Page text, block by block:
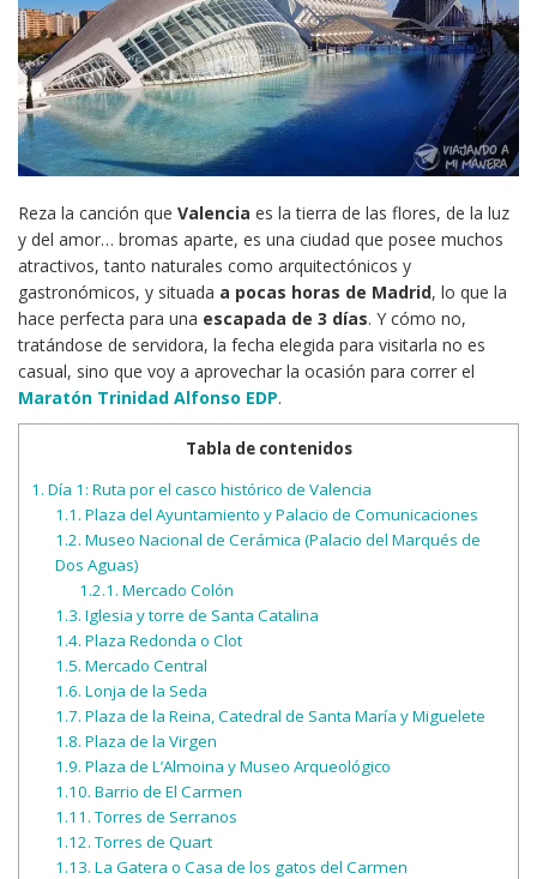
Reza la canción que Valencia es la tierra de las flores, de la luz
y del amor… bromas aparte, es una ciudad que posee muchos
atractivos, tanto naturales como arquitectónicos y
gastronómicos, y situada a pocas horas de Madrid, lo que la
hace perfecta para una escapada de 3 días. Y cómo no,
tratándose de servidora, la fecha elegida para visitarla no es
casual, sino que voy a aprovechar la ocasión para correr el
Maratón Trinidad Alfonso EDP.
Tabla de contenidos
1. Día 1: Ruta por el casco histórico de Valencia
1.1. Plaza del Ayuntamiento y Palacio de Comunicaciones
1.2. Museo Nacional de Cerámica (Palacio del Marqués de
Dos Aguas)
1.2.1. Mercado Colón
1.3. Iglesia y torre de Santa Catalina
1.4. Plaza Redonda o Clot
1.5. Mercado Central
1.6. Lonja de la Seda
1.7. Plaza de la Reina, Catedral de Santa María y Miguelete
1.8. Plaza de la Virgen
1.9. Plaza de L’Almoina y Museo Arqueológico
1.10. Barrio de El Carmen
1.11.Torres de Serranos
1.12.Torres de Quart
1.13. La Gatera o Casa de los gatos del Carmen